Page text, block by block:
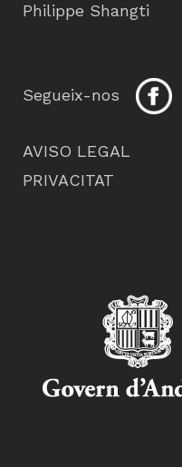
Philippe Shangti
Segueix-nos
AVISO LEGAL
PRIVACITAT